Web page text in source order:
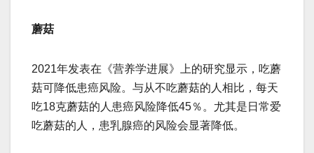
蘑菇
2021年发表在《营养学进展》上的研究显示，吃蘑
菇可降低患癌风险。与从不吃蘑菇的人相比，每天
吃18克蘑菇的人患癌风险降低45％。尤其是日常爱
吃蘑菇的人，患乳腺癌的风险会显著降低。